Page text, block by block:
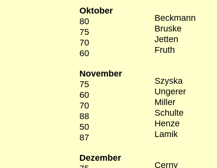
Oktober
80
75
70
60
November
75
60
70
88
50
87
Dezember
Beckmann
Bruske
Jetten
Fruth
Szyska
Ungerer
Miller
Schulte
Henze
Lamik
Cerny